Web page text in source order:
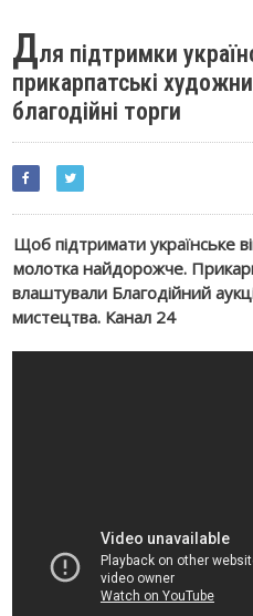
Для підтримки
прикарпатські
благодійні торги
Щоб підтримати українське
молотка найдорожче.
влаштували Благодійний
мистецтва. Канал 24